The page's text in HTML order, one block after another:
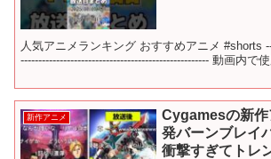
人気アニメランキング おすすめアニメ #shorts
----------------------------------------------------- 動画内で使
新作アニメ
Cygamesの新
発バーンブレイ
衝撃すぎてトレ